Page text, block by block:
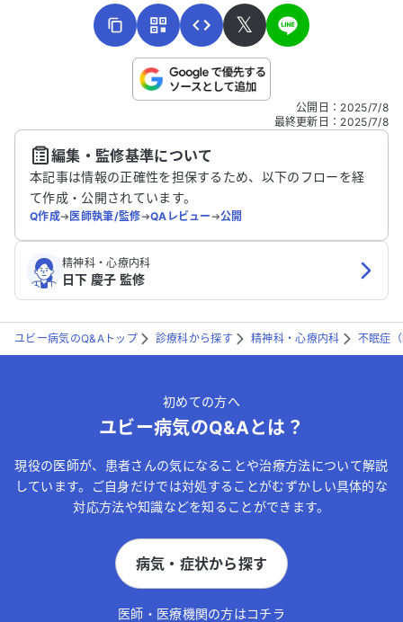
い、受診することになりました。 10年近
く、うつ症状と不眠に悩まされてきたの
ていません。ですが、母や会社の人事担当
者は、すぐにでも改善するべきだと考えて
いるようです。 精神科のセカンドオピニオ
ょうか？また、現在服用している睡眠薬が
合わないと感じているのは、私の体質の問
題なのでしょうか？ ご意見をお聞かせい
ただけると幸いです。
こちらは送信専用のフォームです。氏名やご自身の病気の詳細な
送信する
𝕏
公開日 ： 2025/7/8
最終更新日 ： 2025/7/8
編集・監修基準について
本記事は情報の正確性を担保するため、以下のフローを経
て作成・公開されています。
Q作成➔医師執筆/監修➔QAレビュー➔公開
精神科・心療内科
日下 慶子 監修
ユビー病気のQ&Aトップ 診療科から探す 精神科・心療内科 不眠症
初めての方へ
ユビー病気のQ&Aとは？
現役の医師が、患者さんの気になることや治療方法について解説
しています。ご自身だけでは対処することがむずかしい具体的な
対応方法や知識などを知ることができます。
病気・症状から探す
医師・医療機関の方はコチラ